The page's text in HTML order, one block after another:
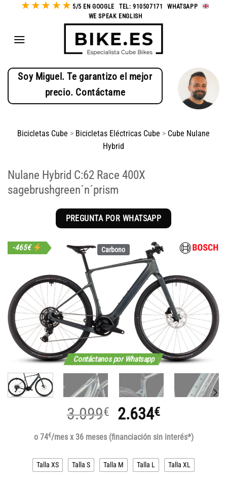
★★ ★ ★★ 5/5 EN GOOGLE TEL: 910507171 -WHATSAPP
WE SPEAK ENGLISH
Soy Miguel. Te garantizo el mejor
precio. Contáctame
Bicicletas Cube > Bicicletas Eléctricas Cube > Cube Nulane
Hybrid
Nulane Hybrid C:62 Race 400X
sagebrushgreen´n´prism
PREGUNTA POR WHATSAPP
Carbono
Contáctanos por Whatsapp
-465€
3.099€
El
precio
original
era:
2.634€El
precio
actual
es:
o 74€/mes x 36 meses (financiación sin interés*)
Talla XS Talla S Talla M Talla L Talla XL